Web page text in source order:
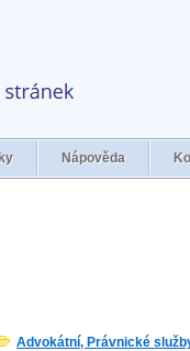
Nápověda
Advokátní, Právnické